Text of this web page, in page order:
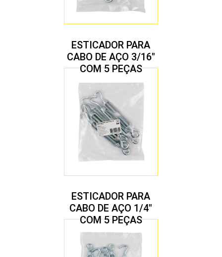
ESTICADOR PARA
CABO DE AÇO 3/16″
COM 5 PEÇAS
ESTICADOR PARA
CABO DE AÇO 1/4″
COM 5 PEÇAS